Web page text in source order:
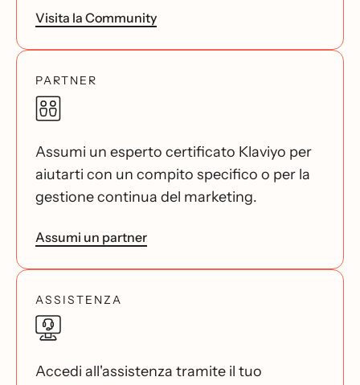
Visita la Community
PARTNER
Assumi un esperto certificato Klaviyo per
aiutarti con un compito specifico o per la
gestione continua del marketing.
Assumi un partner
ASSISTENZA
Accedi all'assistenza tramite il tuo